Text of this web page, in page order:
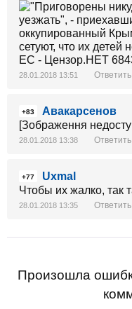
28.01.2018 13:51 Ответить
+83
Авакарсенов
[Зображення
28.01.2018 13:38 Ответить
+77
Uxmal
Чтобы их жалко, так
28.01.2018 13:35 Ответить
Произошла